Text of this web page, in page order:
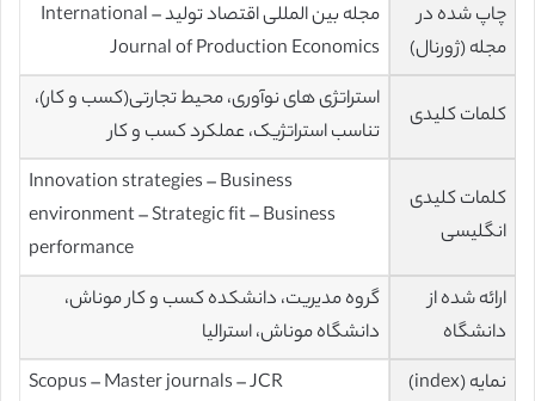
چاپ شده در
مجله (ژورنال)
مجله بین المللی اقتصاد تولید – International
Journal of Production Economics
کلمات کلیدی
استراتژی های نوآوری، محیط تجارتی(کسب و کار)،
تناسب استراتژیک، عملکرد کسب و کار
کلمات کلیدی
انگلیسی
Innovation strategies – Business
environment – Strategic fit – Business
performance
ارائه شده از
دانشگاه
گروه مدیریت، دانشکده کسب و کار موناش،
دانشگاه موناش، استرالیا
نمایه (index)
Scopus – Master journals – JCR